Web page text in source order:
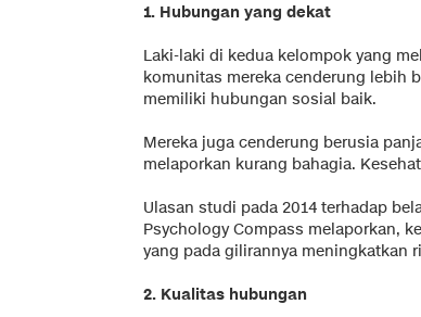
1. Hubungan yang dekat
Laki-laki di kedua kelompok yang
komunitas mereka cenderung lebih
memiliki hubungan sosial baik.
Mereka juga cenderung berusia
melaporkan kurang bahagia.
Ulasan studi pada 2014 terhadap
Psychology Compass melaporkan,
yang pada gilirannya meningkatkan
2. Kualitas hubungan